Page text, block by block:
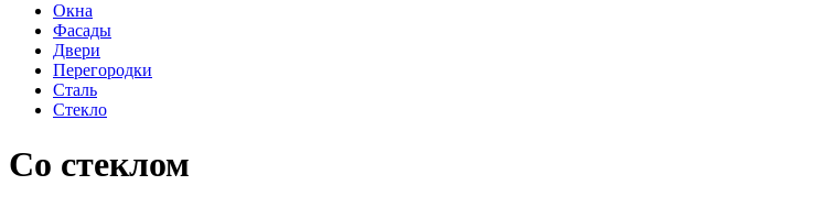
Окна
Фасады
Двери
Перегородки
Сталь
Стекло
Со стеклом